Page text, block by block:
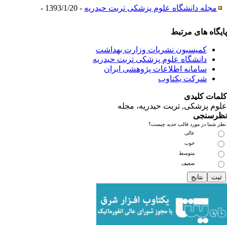
علوم پزشکی تربت حیدریه- 1393/1/20 -
مرتبط
نشریات وزارت بهداشت
علوم پزشکی تربت حیدریه
اطلاعات پژوهشی ایران
یکتاوب
تربت حیدریه، مجله
قالب جدید چیست؟
عالی
خوب
متوسط
ضعیف